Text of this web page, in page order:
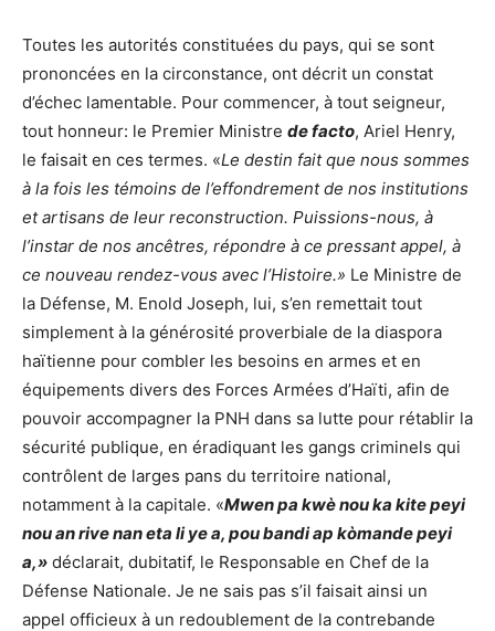
Toutes les autorités constituées du pays, qui se sont
prononcées en la circonstance, ont décrit un constat
d’échec lamentable. Pour commencer, à tout seigneur,
tout honneur: le Premier Ministre de facto, Ariel Henry,
le faisait en ces termes. «Le destin fait que nous sommes
à la fois les témoins de l’effondrement de nos institutions
et artisans de leur reconstruction. Puissions-nous, à
l’instar de nos ancêtres, répondre à ce pressant appel, à
ce nouveau rendez-vous avec l’Histoire.» Le Ministre de
la Défense, M. Enold Joseph, lui, s’en remettait tout
simplement à la générosité proverbiale de la diaspora
haïtienne pour combler les besoins en armes et en
équipements divers des Forces Armées d’Haïti, afin de
pouvoir accompagner la PNH dans sa lutte pour rétablir la
sécurité publique, en éradiquant les gangs criminels qui
contrôlent de larges pans du territoire national,
notamment à la capitale. «Mwen pa kwè nou ka kite peyi
nou an rive nan eta li ye a, pou bandi ap kòmande peyi
a,» déclarait, dubitatif, le Responsable en Chef de la
Défense Nationale. Je ne sais pas s’il faisait ainsi un
appel officieux à un redoublement de la contrebande